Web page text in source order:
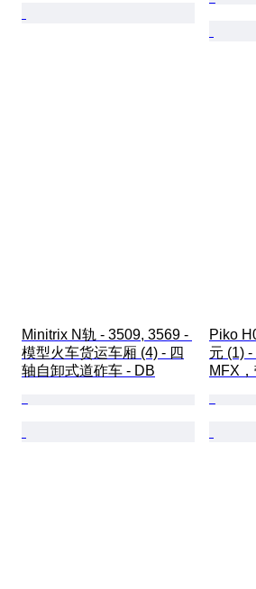
Minitrix N轨 - 3509, 3569 -
模型火车货运车厢 (4) - 四
轴自卸式道砟车 - DB
Piko
元 (1) -
MFX